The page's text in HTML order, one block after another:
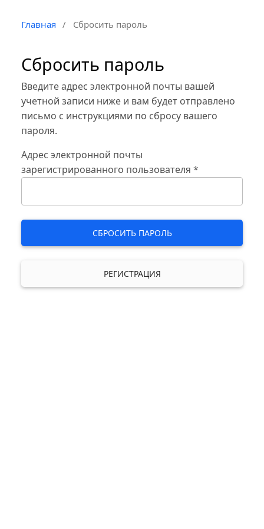
Главная / Сбросить пароль
Сбросить пароль
Введите адрес электронной почты вашей
учетной записи ниже и вам будет отправлено
письмо с инструкциями по сбросу вашего
пароля.
Адрес электронной почты
зарегистрированного пользователя *
СБРОСИТЬ ПАРОЛЬ
РЕГИСТРАЦИЯ